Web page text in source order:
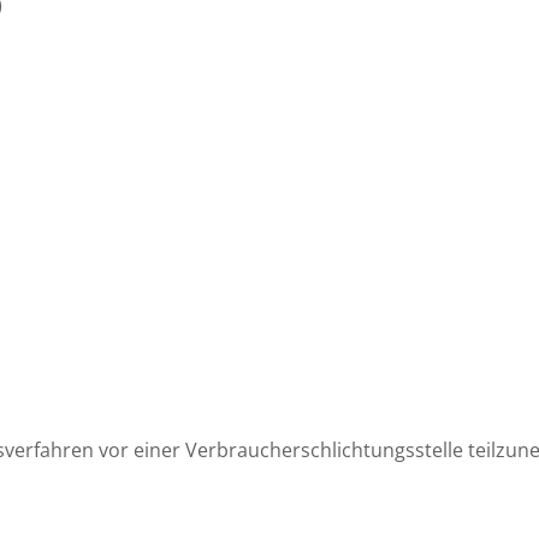
vor einer Verbraucherschlichtungsstelle